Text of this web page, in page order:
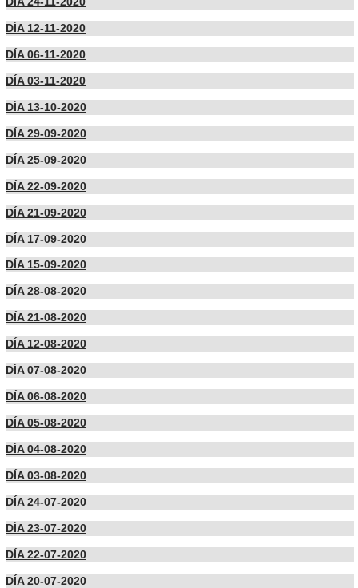
DÍA 12-11-2020
DÍA 06-11-2020
DÍA 03-11-2020
DÍA 13-10-2020
DÍA 29-09-2020
DÍA 25-09-2020
DÍA 22-09-2020
DÍA 21-09-2020
DÍA 17-09-2020
DÍA 15-09-2020
DÍA 28-08-2020
DÍA 21-08-2020
DÍA 12-08-2020
DÍA 07-08-2020
DÍA 06-08-2020
DÍA 05-08-2020
DÍA 04-08-2020
DÍA 03-08-2020
DÍA 24-07-2020
DÍA 23-07-2020
DÍA 22-07-2020
DÍA 20-07-2020